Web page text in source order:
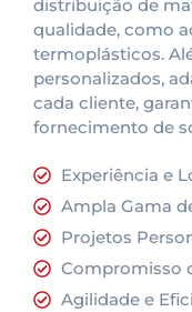
distribuição de
qualidade, como
termoplásticos.
personalizados,
cada cliente,
fornecimento de
Experiência e
Ampla Gama
Projetos
Compromisso
Agilidade e